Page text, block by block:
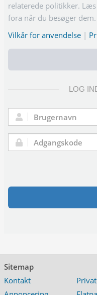
relaterede politikker.
fora når du besøger dem.
Vilkår for anvendelse |
LOG
Brugernavn:
Adgangskode:
Sitemap
Kontakt